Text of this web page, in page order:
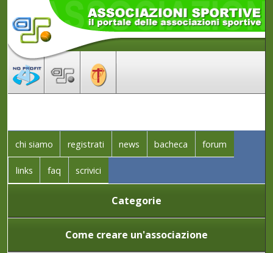
chi siamo registrati news bacheca forum
links faq scrivici
Categorie
Come creare un'associazione